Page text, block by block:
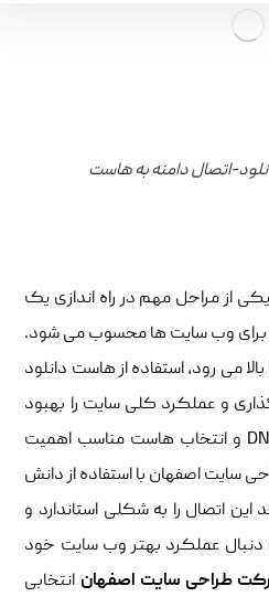
اتصال دامنه به هاست
از مراحل مهم در راه اندازی یک
برای وب سایت ها محسوب می شود.
می رود، استفاده از هاست دانلود
و عملکرد کلی سایت را بهبود
دهد. در این فرآیند، تنظیم DNS و انتخاب هاست مناسب اهمیت
سایت اصفهان با استفاده از دانش
اتصال را به شکلی استاندارد و
عملکرد بهتر وب سایت خود
طراحی سایت اصفهان انتخابی